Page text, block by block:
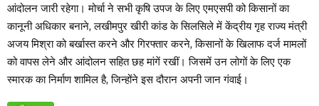
आंदोलन जारी रहेगा। मोर्चा ने सभी कृषि उपज के लिए एमएसपी को किसानों का
कानूनी अधिकार बनाने, लखीमपुर खीरी कांड के सिलसिले में केंद्रीय गृह राज्य मंत्री
अजय मिश्रा को बर्खास्त करने और गिरफ्तार करने, किसानों के खिलाफ दर्ज मामलों
को वापस लेने और आंदोलन सहित छह मांगें रखीं। जिसमें उन लोगों के लिए एक
स्मारक का निर्माण शामिल है, जिन्होंने इस दौरान अपनी जान गंवाई।